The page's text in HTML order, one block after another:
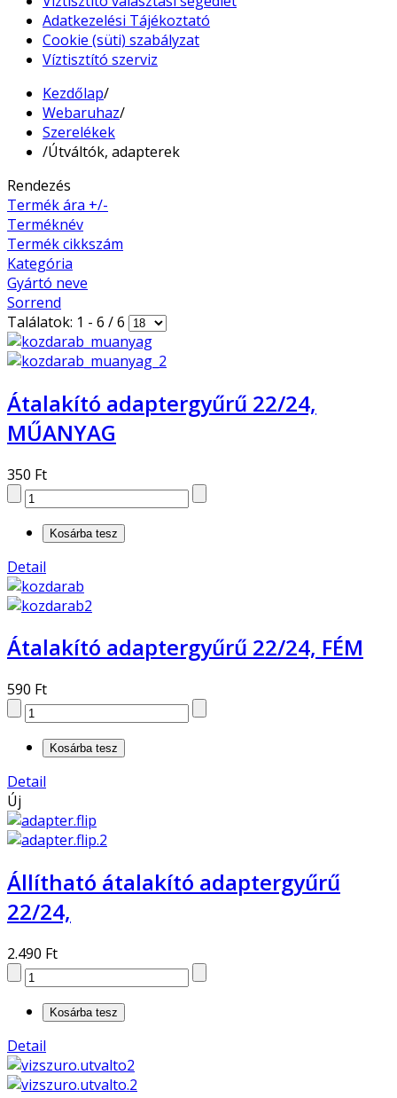
Adatkezelési Tájékoztató
Cookie (süti) szabályzat
Víztisztító szerviz
Kezdőlap/
Webaruhaz/
Szerelékek
/Útváltók, adapterek
Rendezés
Termék ára +/-
Terméknév
Termék cikkszám
Kategória
Gyártó neve
Sorrend
Találatok: 1 - 6 / 6
Átalakító adaptergyűrű 22/24,
MŰANYAG
350 Ft
Detail
Átalakító adaptergyűrű 22/24, FÉM
590 Ft
Detail
Új
Állítható átalakító adaptergyűrű
22/24,
2.490 Ft
Detail